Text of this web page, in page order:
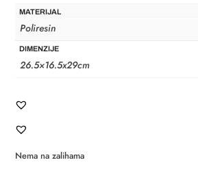
MATERIJAL
Poliresin
DIMENZIJE
26.5×16.5x29cm
Nema na zalihama